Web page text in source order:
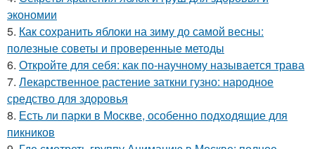
экономии
5. Как сохранить яблоки на зиму до самой весны:
полезные советы и проверенные методы
6. Откройте для себя: как по-научному называется трава
7. Лекарственное растение заткни гузно: народное
средство для здоровья
8. Есть ли парки в Москве, особенно подходящие для
пикников